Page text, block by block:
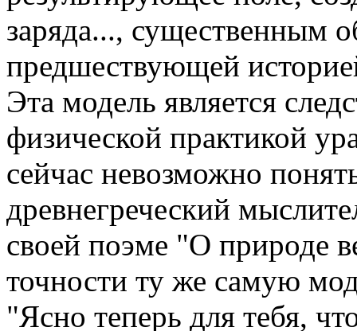
заряда..., существенным
предшествующей
Эта модель является
физической практикой
сейчас невозможно
древнегреческий
своей поэме "О природе
точности ту же самую
"Ясно теперь для тебя,